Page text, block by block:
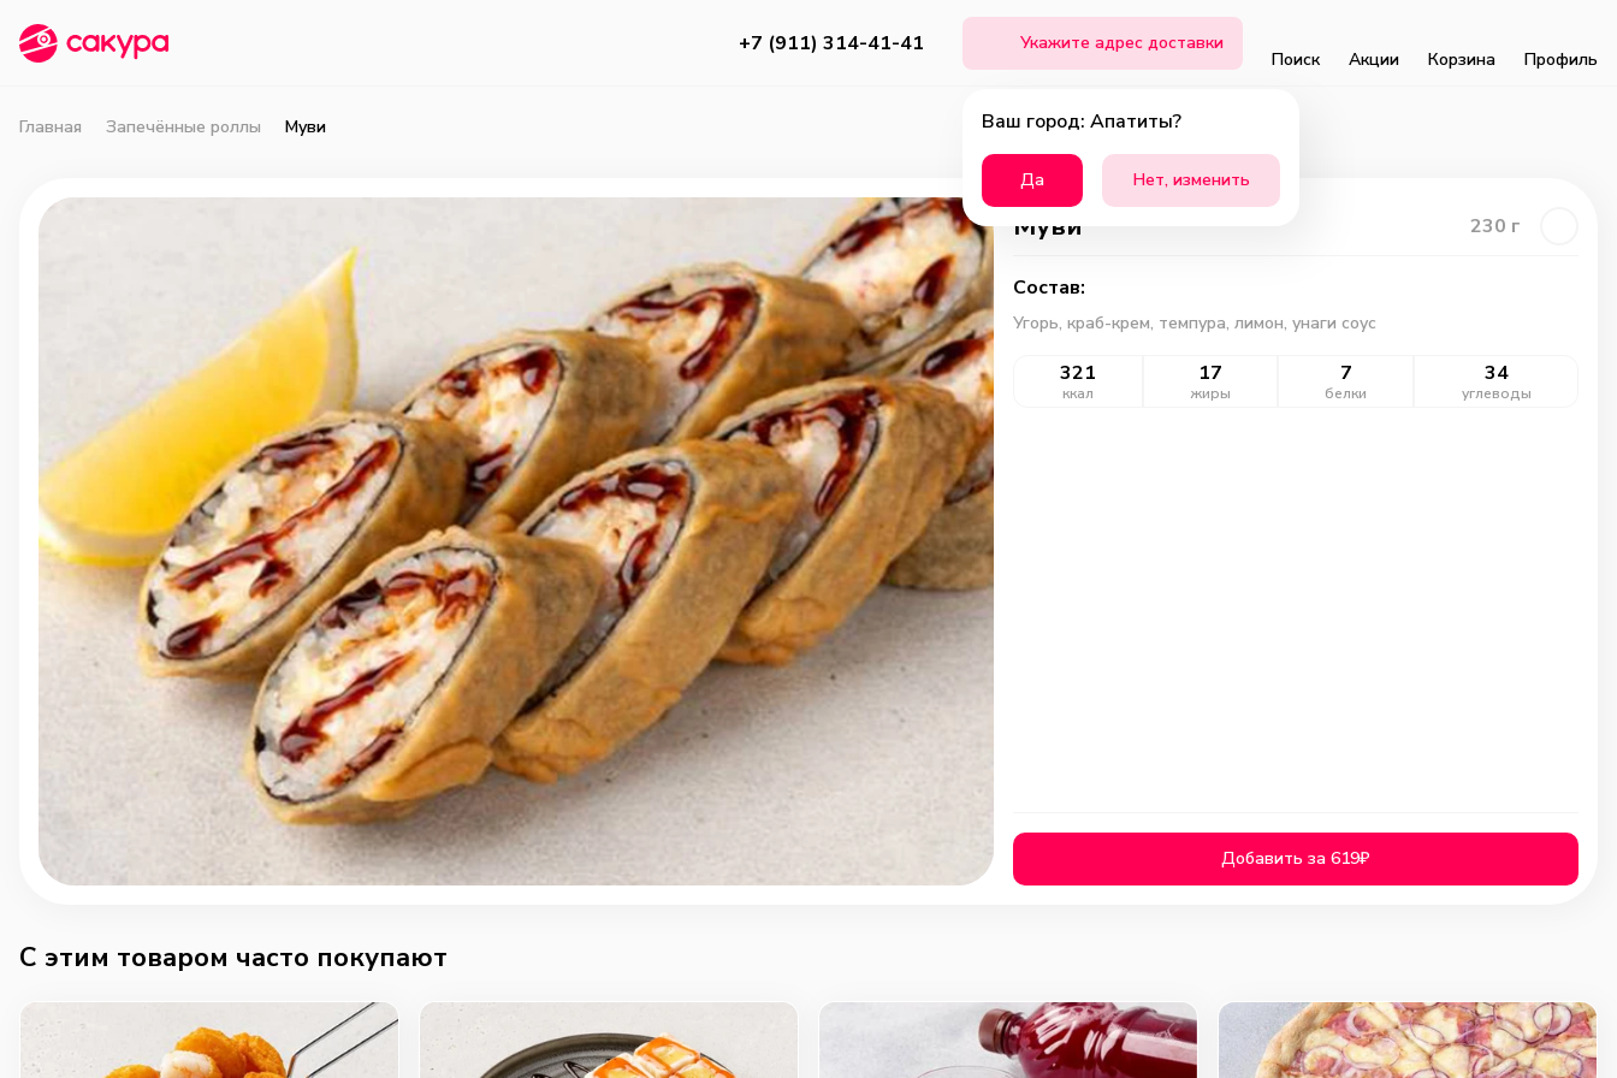
+7 (911) 314-41-41 Укажите адрес доставки
Ваш город: Апатиты?
Да Нет, изменить
Поиск Акции Корзина Профиль
Главная Запечённые роллы Муви
Муви 230 г
Состав:
Угорь, краб-крем, темпура, лимон, унаги соус
321
ккал
17
жиры
7
белки
34
углеводы
Добавить за 619₽
C этим товаром часто покупают